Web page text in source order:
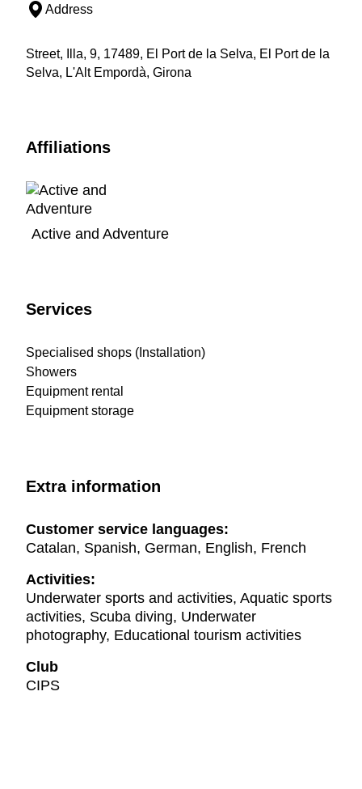
Address
Street, Illa, 9, 17489, El Port de la Selva, El Port de la
Selva, L'Alt Empordà, Girona
Affiliations
Active and Adventure
Services
Specialised shops (Installation)
Showers
Equipment rental
Equipment storage
Extra information
Customer service languages:
Catalan, Spanish, German, English, French
Activities:
Underwater sports and activities, Aquatic sports
activities, Scuba diving, Underwater
photography, Educational tourism activities
Club
CIPS